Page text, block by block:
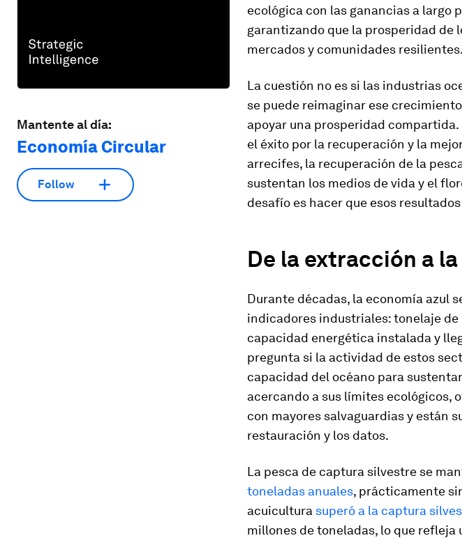
Mantente al día:
Economía Circular
Follow
ecológica con las ganancias a largo
garantizando que la prosperidad de
mercados y comunidades resilientes.
La cuestión no es si las industrias
se puede reimaginar ese
apoyar una prosperidad
el éxito por la recuperación y la
arrecifes, la recuperación de la
sustentan los medios de vida y el
desafío es hacer que esos
De la extracción a
Durante décadas, la economía azul
indicadores industriales: tonelaje de
capacidad energética instalada y
pregunta si la actividad de estos
capacidad del océano para
acercando a sus límites ecológicos,
con mayores salvaguardias y están
restauración y los datos.
La pesca de captura silvestre se
toneladas anuales, prácticamente
acuicultura superó a la captura
millones de toneladas, lo que